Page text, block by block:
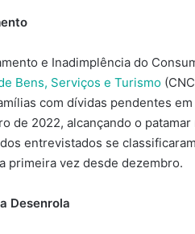
e Inadimplência do
Bens, Serviços e Turismo
com dívidas pendentes
de 2022, alcançando o
entrevistados se
primeira vez desde dezembro.
Desenrola